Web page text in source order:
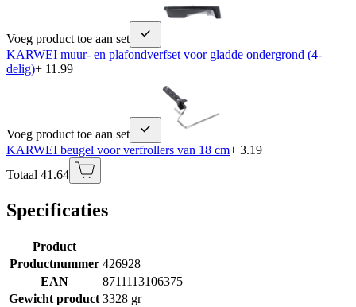
Voeg product toe aan set
KARWEI muur- en plafondverfset voor gladde ondergrond (4-
delig)+ 11.99
Voeg product toe aan set
KARWEI beugel voor verfrollers van 18 cm+ 3.19
Totaal 41.64
Specificaties
Product
Productnummer 426928
EAN
8711113106375
Gewicht product 3328 gr